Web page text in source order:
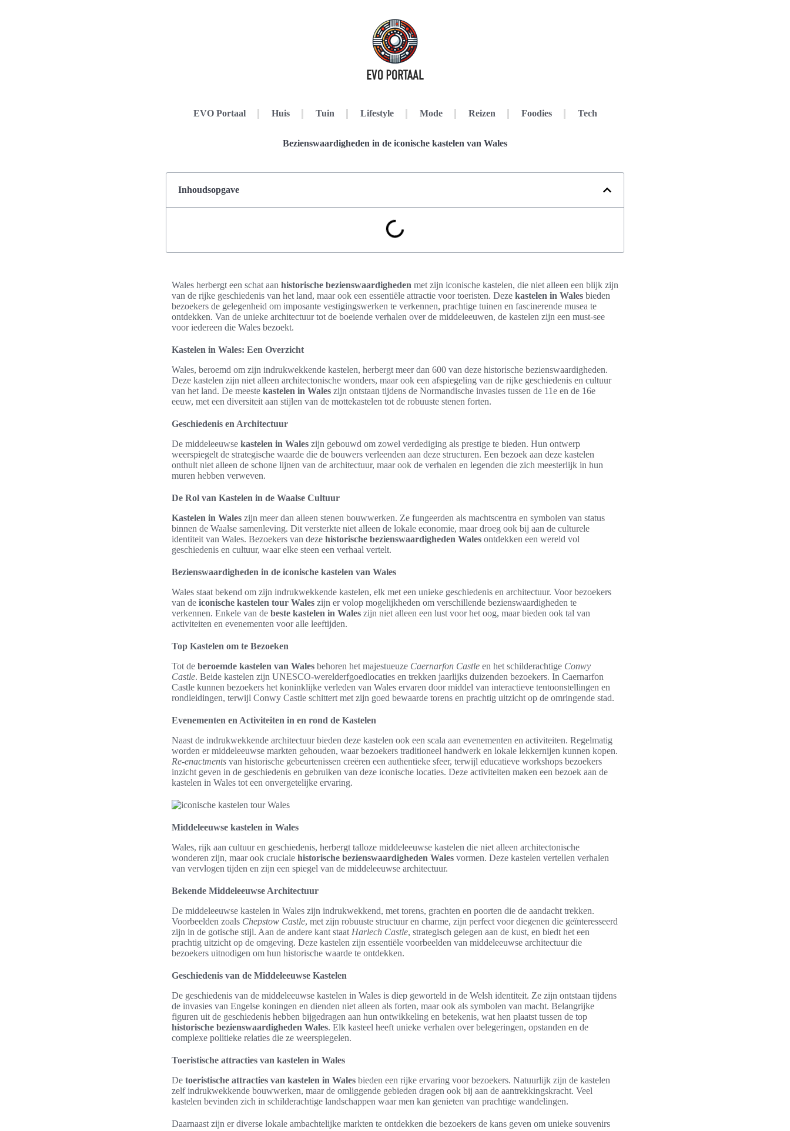
EVO Portaal Huis Tuin Lifestyle Mode Reizen Foodies Tech
Bezienswaardigheden in de iconische kastelen van Wales
Inhoudsopgave
Wales herbergt een schat aan historische bezienswaardigheden met zijn iconische kastelen, die niet alleen een blijk zijn
van de rijke geschiedenis van het land, maar ook een essentiële attractie voor toeristen. Deze kastelen in Wales bieden
bezoekers de gelegenheid om imposante vestigingswerken te verkennen, prachtige tuinen en fascinerende musea te
ontdekken. Van de unieke architectuur tot de boeiende verhalen over de middeleeuwen, de kastelen zijn een must-see
voor iedereen die Wales bezoekt.
Kastelen in Wales: Een Overzicht
Wales, beroemd om zijn indrukwekkende kastelen, herbergt meer dan 600 van deze historische bezienswaardigheden.
Deze kastelen zijn niet alleen architectonische wonders, maar ook een afspiegeling van de rijke geschiedenis en cultuur
van het land. De meeste kastelen in Wales zijn ontstaan tijdens de Normandische invasies tussen de 11e en de 16e
eeuw, met een diversiteit aan stijlen van de mottekastelen tot de robuuste stenen forten.
Geschiedenis en Architectuur
De middeleeuwse kastelen in Wales zijn gebouwd om zowel verdediging als prestige te bieden. Hun ontwerp
weerspiegelt de strategische waarde die de bouwers verleenden aan deze structuren. Een bezoek aan deze kastelen
onthult niet alleen de schone lijnen van de architectuur, maar ook de verhalen en legenden die zich meesterlijk in hun
muren hebben verweven.
De Rol van Kastelen in de Waalse Cultuur
Kastelen in Wales zijn meer dan alleen stenen bouwwerken. Ze fungeerden als machtscentra en symbolen van status
binnen de Waalse samenleving. Dit versterkte niet alleen de lokale economie, maar droeg ook bij aan de culturele
identiteit van Wales. Bezoekers van deze historische bezienswaardigheden Wales ontdekken een wereld vol
geschiedenis en cultuur, waar elke steen een verhaal vertelt.
Bezienswaardigheden in de iconische kastelen van Wales
Wales staat bekend om zijn indrukwekkende kastelen, elk met een unieke geschiedenis en architectuur. Voor bezoekers
van de iconische kastelen tour Wales zijn er volop mogelijkheden om verschillende bezienswaardigheden te
verkennen. Enkele van de beste kastelen in Wales zijn niet alleen een lust voor het oog, maar bieden ook tal van
activiteiten en evenementen voor alle leeftijden.
Top Kastelen om te Bezoeken
Tot de beroemde kastelen van Wales behoren het majestueuze Caernarfon Castle en het schilderachtige Conwy
Castle. Beide kastelen zijn UNESCO-werelderfgoedlocaties en trekken jaarlijks duizenden bezoekers. In Caernarfon
Castle kunnen bezoekers het koninklijke verleden van Wales ervaren door middel van interactieve tentoonstellingen en
rondleidingen, terwijl Conwy Castle schittert met zijn goed bewaarde torens en prachtig uitzicht op de omringende stad.
Evenementen en Activiteiten in en rond de Kastelen
Naast de indrukwekkende architectuur bieden deze kastelen ook een scala aan evenementen en activiteiten. Regelmatig
worden er middeleeuwse markten gehouden, waar bezoekers traditioneel handwerk en lokale lekkernijen kunnen kopen.
Re-enactments van historische gebeurtenissen creëren een authentieke sfeer, terwijl educatieve workshops bezoekers
inzicht geven in de geschiedenis en gebruiken van deze iconische locaties. Deze activiteiten maken een bezoek aan de
kastelen in Wales tot een onvergetelijke ervaring.
Middeleeuwse kastelen in Wales
Wales, rijk aan cultuur en geschiedenis, herbergt talloze middeleeuwse kastelen die niet alleen architectonische
wonderen zijn, maar ook cruciale historische bezienswaardigheden Wales vormen. Deze kastelen vertellen verhalen
van vervlogen tijden en zijn een spiegel van de middeleeuwse architectuur.
Bekende Middeleeuwse Architectuur
De middeleeuwse kastelen in Wales zijn indrukwekkend, met torens, grachten en poorten die de aandacht trekken.
Voorbeelden zoals Chepstow Castle, met zijn robuuste structuur en charme, zijn perfect voor diegenen die geïnteresseerd
zijn in de gotische stijl. Aan de andere kant staat Harlech Castle, strategisch gelegen aan de kust, en biedt het een
prachtig uitzicht op de omgeving. Deze kastelen zijn essentiële voorbeelden van middeleeuwse architectuur die
bezoekers uitnodigen om hun historische waarde te ontdekken.
Geschiedenis van de Middeleeuwse Kastelen
De geschiedenis van de middeleeuwse kastelen in Wales is diep geworteld in de Welsh identiteit. Ze zijn ontstaan tijdens
de invasies van Engelse koningen en dienden niet alleen als forten, maar ook als symbolen van macht. Belangrijke
figuren uit de geschiedenis hebben bijgedragen aan hun ontwikkeling en betekenis, wat hen plaatst tussen de top
historische bezienswaardigheden Wales. Elk kasteel heeft unieke verhalen over belegeringen, opstanden en de
complexe politieke relaties die ze weerspiegelen.
Toeristische attracties van kastelen in Wales
De toeristische attracties van kastelen in Wales bieden een rijke ervaring voor bezoekers. Natuurlijk zijn de kastelen
zelf indrukwekkende bouwwerken, maar de omliggende gebieden dragen ook bij aan de aantrekkingskracht. Veel
kastelen bevinden zich in schilderachtige landschappen waar men kan genieten van prachtige wandelingen.
Daarnaast zijn er diverse lokale ambachtelijke markten te ontdekken die bezoekers de kans geven om unieke souvenirs